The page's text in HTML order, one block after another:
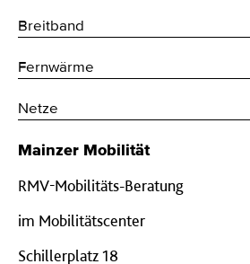
Breitband
Fernwärme
Netze
Mainzer Mobilität
RMV-Mobilitäts-Beratung
im Mobilitätscenter
Schillerplatz 18